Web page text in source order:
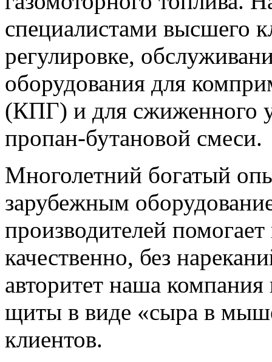
специалистами высшего
регулировке,
оборудования для
(КПГ) и для сжиженного
пропан-бутановой смеси.
Многолетний богатый
зарубежным
производителей
качественно, без
авторитет наша
щиты в виде «сыра в
клиентов.